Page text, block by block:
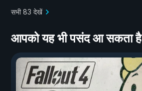
सभी 83 देखें
आपको यह भी पसंद आ सकता है